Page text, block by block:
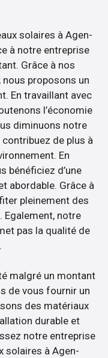
solaires à Agen-
à notre entreprise
Grâce à nos
proposons un
En travaillant avec
l’économie
diminuons notre
de plus à
En
bénéficiez d’une
abordable. Grâce à
pleinement des
Egalement, notre
pas la qualité de
malgré un montant
de vous fournir un
des matériaux
durable et
notre entreprise
solaires à Agen-